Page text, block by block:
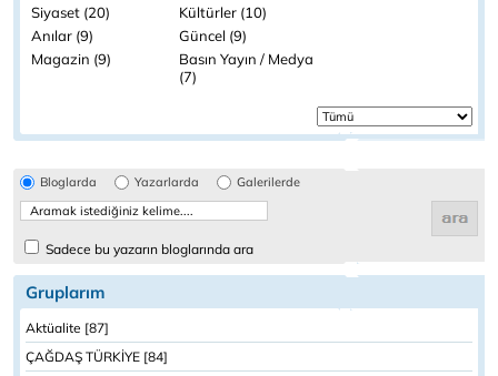
Siyaset (20)
Kültürler (10)
Anılar (9)
Güncel (9)
Magazin (9)
Basın Yayın / Medya
(7)
Bloglarda Yazarlarda Galerilerde
Sadece bu yazarın bloglarında ara
Gruplarım
Aktüalite [87]
ÇAĞDAŞ TÜRKİYE [84]